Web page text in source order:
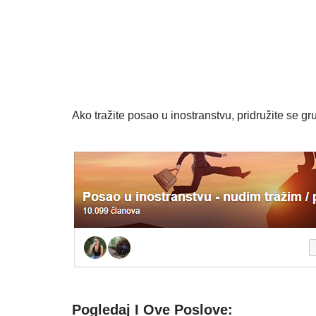
Ako tražite posao u inostranstvu, pridružite se
Pogledaj I Ove Poslove: